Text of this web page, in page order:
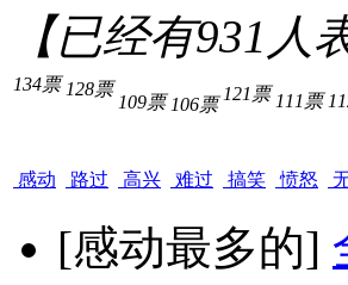
【已经有931 人
134票
感动
128票
路过
109票
高兴
106票
难过
121票
搞笑
111票
愤怒
[感动最多的]